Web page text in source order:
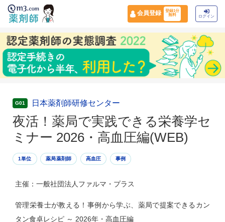
会員登録
登録1分
無料
ログイン
G01 日本薬剤師研修センター
夜活！薬局で実践できる栄養学セ
ミナー 2026・高血圧編(WEB)
1単位 薬局薬剤師 高血圧 事例
主催：一般社団法人ファルマ・プラス
管理栄養士が教える！事例から学ぶ、薬局で提案できるカン
タン食卓レシピ ～ 2026年・高血圧編